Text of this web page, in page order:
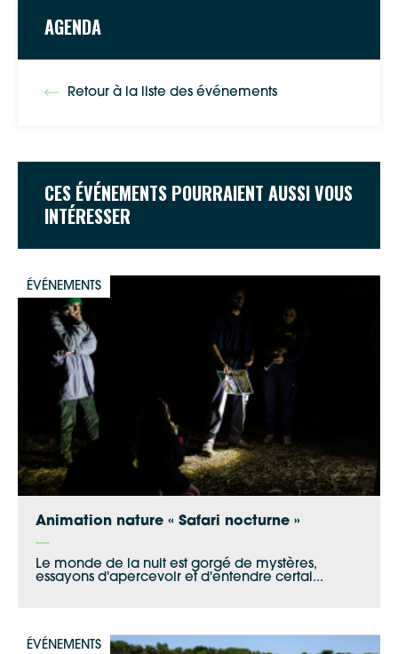
AGENDA
Retour à la liste des événements
CES ÉVÉNEMENTS POURRAIENT AUSSI VOUS
INTÉRESSER
ÉVÉNEMENTS
Animation nature « Safari nocturne »
Le monde de la nuit est gorgé de mystères,
essayons d'apercevoir et d'entendre certai...
ÉVÉNEMENTS
ShareThis is disabled. Allow
Google Maps
Apple Plans